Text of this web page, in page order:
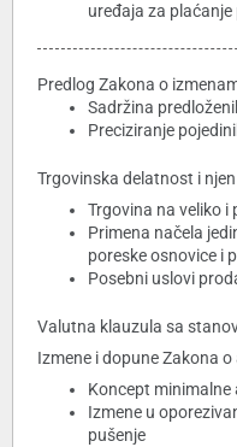
uređaja za
Predlog Zakona o
Sadržina
Preciziranje
Trgovinska delatnost i
Trgovina na veliko i
Primena načela
poreske osnovice i
Posebni uslovi
Valutna klauzula sa
Izmene i dopune Zakona
Koncept minimalne
Izmene u
pušenje